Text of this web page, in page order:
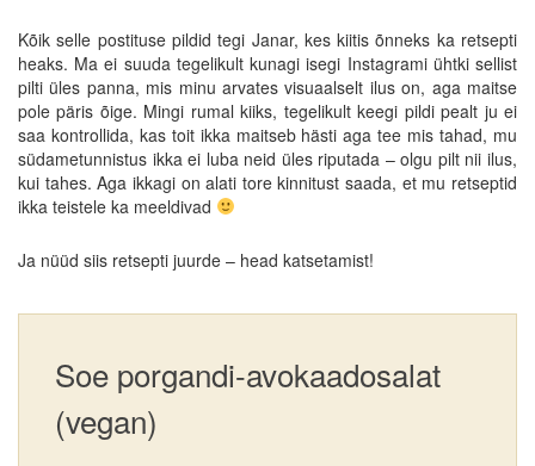
Kõik selle postituse pildid tegi Janar, kes kiitis õnneks ka retsepti
heaks. Ma ei suuda tegelikult kunagi isegi Instagrami ühtki sellist
pilti üles panna, mis minu arvates visuaalselt ilus on, aga maitse
pole päris õige. Mingi rumal kiiks, tegelikult keegi pildi pealt ju ei
saa kontrollida, kas toit ikka maitseb hästi aga tee mis tahad, mu
südametunnistus ikka ei luba neid üles riputada – olgu pilt nii ilus,
kui tahes. Aga ikkagi on alati tore kinnitust saada, et mu retseptid
ikka teistele ka meeldivad
Ja nüüd siis retsepti juurde – head katsetamist!
Soe porgandi-avokaadosalat
(vegan)